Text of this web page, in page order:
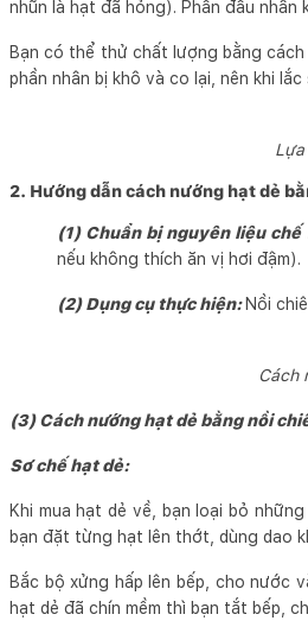
nhũn là hạt đã hỏng). Phần đầu nhân
Bạn có thể thử chất lượng bằng
phần nhân bị khô và co lại, nên khi
2. Hướng dẫn cách nướng hạt dẻ
(1) Chuẩn bị nguyên liệu chế
nếu không thích ăn vị hơi đậm).
(2) Dụng cụ thực hiện: Nồi
Cách
(3) Cách nướng hạt dẻ bằng nồi
Sơ chế hạt dẻ:
Khi mua hạt dẻ về, bạn loại bỏ
bạn đặt từng hạt lên thớt, dùng dao
Bắc bộ xửng hấp lên bếp, cho nước
hạt dẻ đã chín mềm thì bạn tắt bếp,